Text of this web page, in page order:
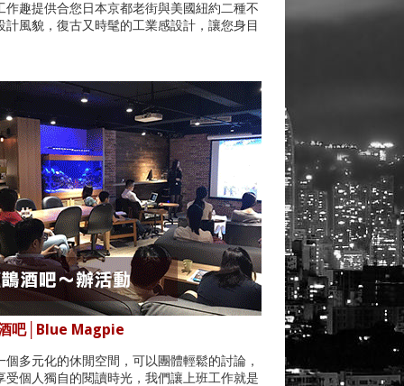
作趣提供合您日本京都老街與美國紐約二種不
計風貌，復古又時髦的工業感設計，讓您身目
吧│Blue Magpie
個多元化的休閒空間，可以團體輕鬆的討論，
受個人獨自的閱讀時光，我們讓上班工作就是